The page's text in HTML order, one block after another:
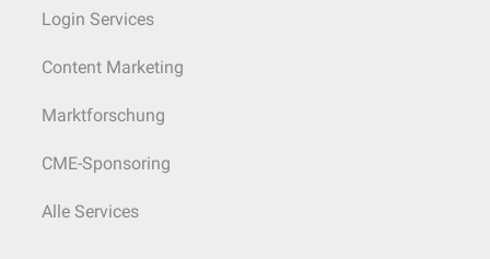
Login Services
Content Marketing
Marktforschung
CME-Sponsoring
Alle Services